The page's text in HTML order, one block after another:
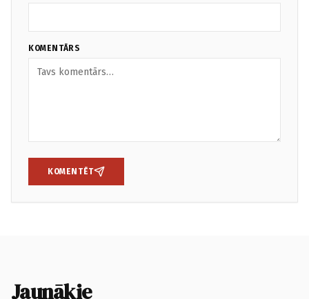
KOMENTĀRS
KOMENTĒT
Jaunākie